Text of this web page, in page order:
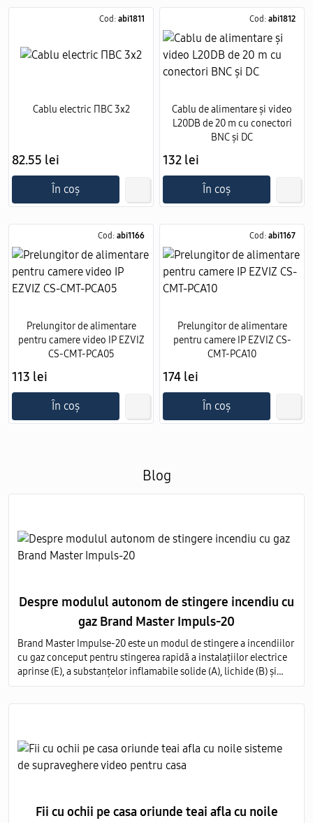
Cod: abi1811
Cablu electric ПВС 3х2
82.55 lei
În coș
Cod: abi1812
Cablu de alimentare și video
L20DB de 20 m cu conectori
BNC și DC
132 lei
În coș
Cod: abi1166
Prelungitor de alimentare
pentru camere video IP EZVIZ
CS-CMT-PCA05
113 lei
În coș
Cod: abi1167
Prelungitor de alimentare
pentru camere IP EZVIZ CS-
CMT-PCA10
174 lei
În coș
Blog
Despre modulul autonom de stingere incendiu cu
gaz Brand Master Impuls-20
Brand Master Impulse-20 este un modul de stingere a incendiilor
cu gaz conceput pentru stingerea rapidă a instalațiilor electrice
aprinse (E), a substanțelor inflamabile solide (A), lichide (B) și
gazoase (C) pe întregul volum al obiectului protejat.
Fii cu ochii pe casa oriunde teai afla cu noile